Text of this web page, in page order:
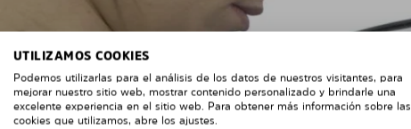
UTILIZAMOS COOKIES
Podemos utilizarlas para el análisis de los datos de nuestros visitantes, para
mejorar nuestro sitio web, mostrar contenido personalizado y brindarle una
excelente experiencia en el sitio web. Para obtener más información sobre las
cookies que utilizamos, abre los ajustes.